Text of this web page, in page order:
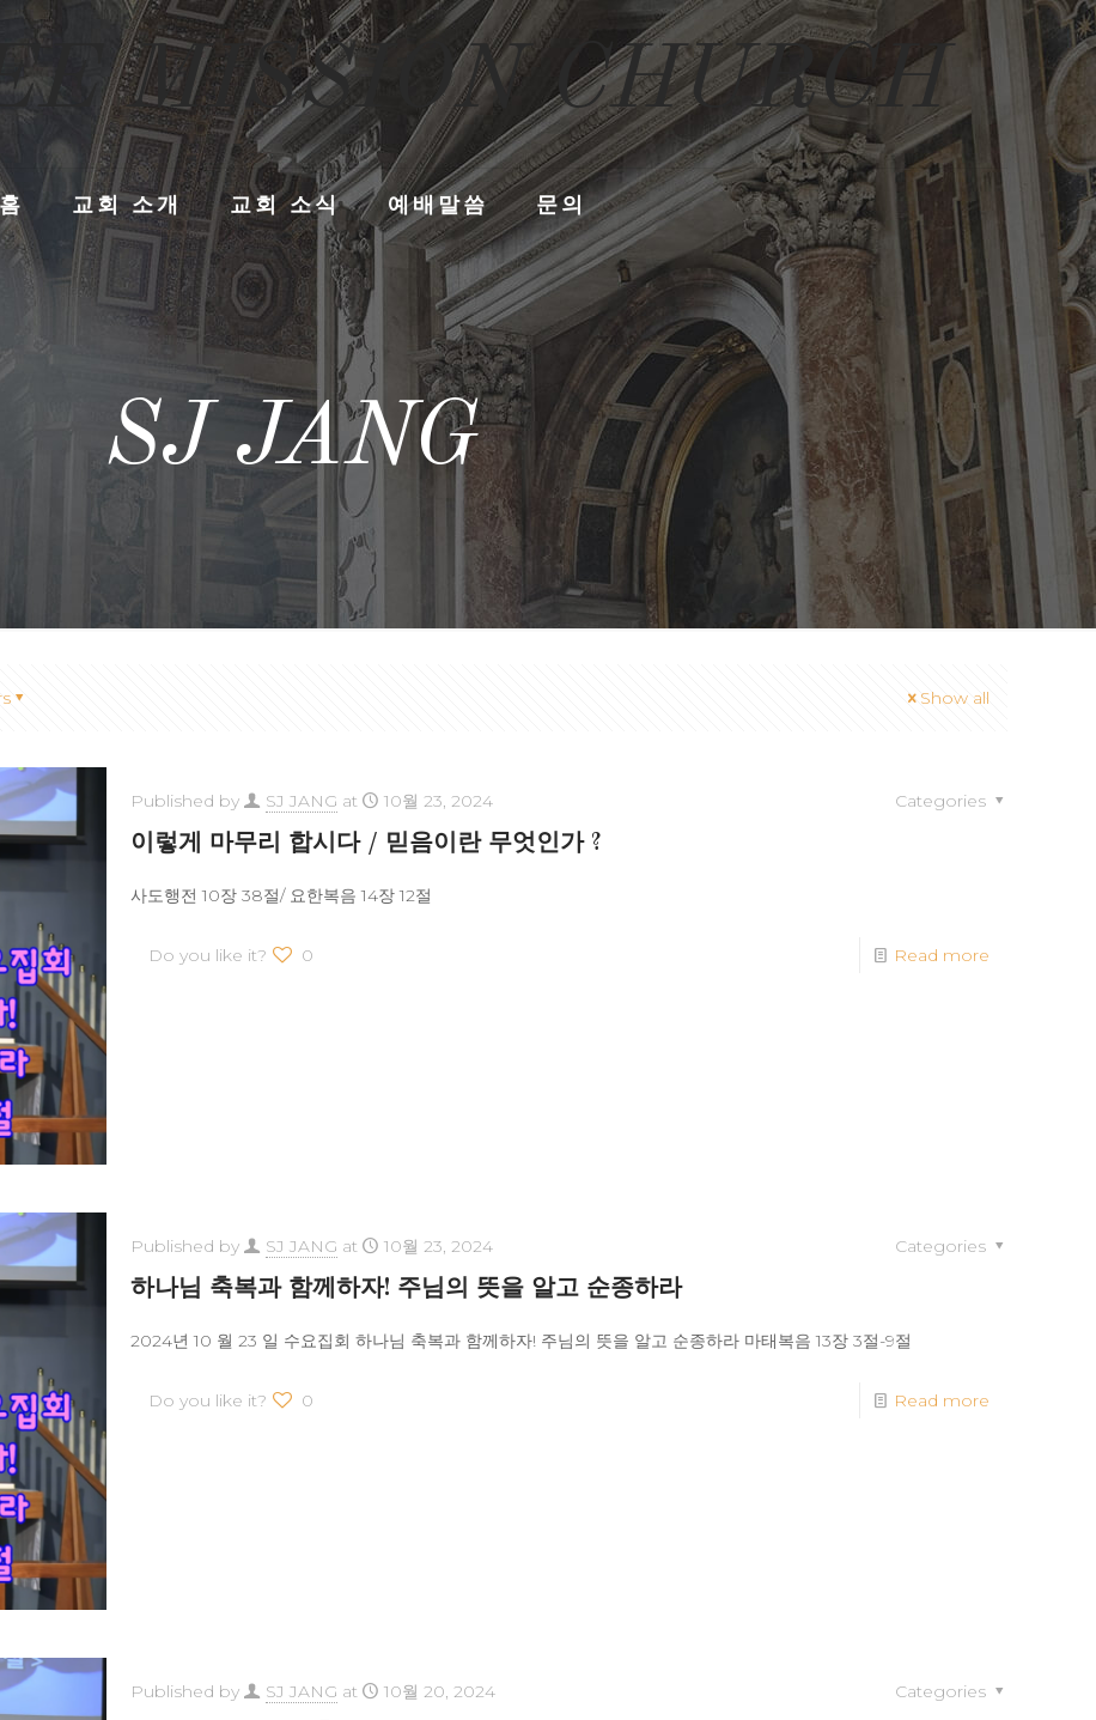
MISSION CHURCH
교회 소개 교회 소식 예배말씀 문의
SJ JANG
Show all
Published by SJ JANG at 10월 23, 2024 Categories
이렇게 마무리 합시다 / 믿음이란 무엇인가 ?
사도행전 10장 38절/ 요한복음 14장 12절
Do you like it? 0 Read more
Published by SJ JANG at 10월 23, 2024 Categories
하나님 축복과 함께하자! 주님의 뜻을 알고 순종하라
2024년 10 월 23 일 수요집회 하나님 축복과 함께하자! 주님의 뜻을 알고 순종하라 마태복음 13장 3절-9절
Do you like it? 0 Read more
Published by SJ JANG at 10월 20, 2024 Categories